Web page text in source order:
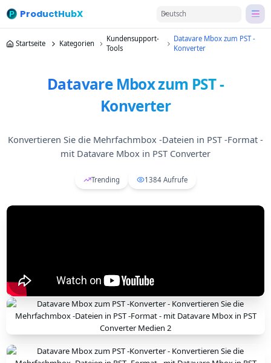
ProductHubX Deutsch
Startseite Kategorien
Kundensupport-
Tools
Datavare Mbox zum PST -
Konverter
Datavare Mbox zum PST -
Konverter
Konvertieren Sie die Mehrfachmbox -Dateien in PST -Format -
mit Datavare Mbox in PST Converter
Trending 1384 Aufrufe